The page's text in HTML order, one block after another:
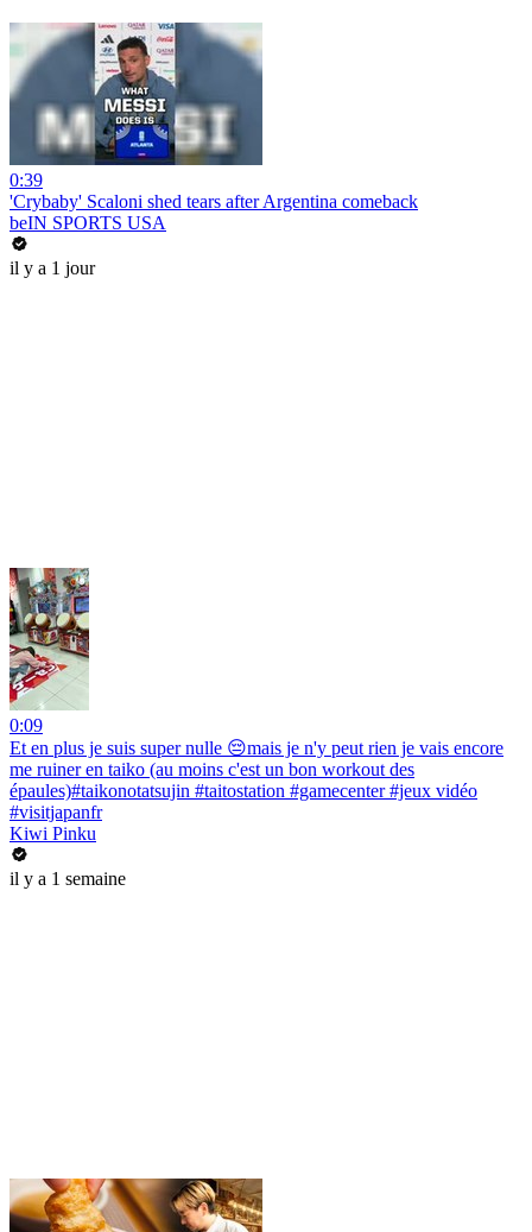
0:39
'Crybaby' Scaloni shed tears after Argentina comeback
beIN SPORTS USA
il y a 1 jour
0:09
Et en plus je suis super nulle 😔mais je n'y peut rien je vais encore
me ruiner en taiko (au moins c'est un bon workout des
épaules)#taikonotatsujin #taitostation #gamecenter #jeux vidéo
#visitjapanfr
Kiwi Pinku
il y a 1 semaine